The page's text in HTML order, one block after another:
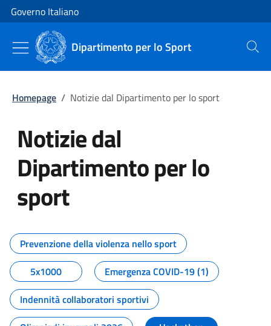
Vai al contenuto
Vai alla navigazione del sito
Governo Italiano
Dipartimento per lo Sport Cerca
Homepage / Notizie dal Dipartimento per lo sport
Notizie dal
Dipartimento per lo
sport
Tutti i contenuti della pagina
Prevenzione della violenza nello sport
5x1000
Emergenza COVID-19 (1)
Indennità collaboratori sportivi